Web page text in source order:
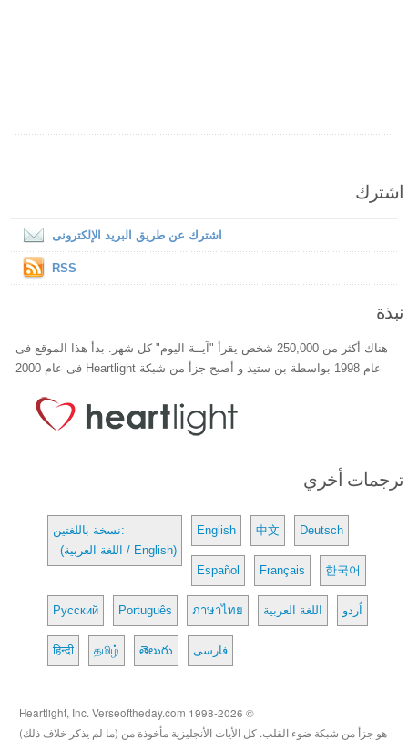
اشترك
اشترك عن طريق البريد الإلكترونى
RSS
نبذة
هناك أكثر من 250,000 شخص يقرأ "آيــة اليوم" كل شهر. بدأ هذا الموقع فى
عام 1998 بواسطة بن ستيد و أصبح جزأ من شبكة Heartlight فى عام 2000
ترجمات أخري
نسخة باللغتين:
(اللغة العربية / English)
English 中文 Deutsch
Español Français 한국어
Русский Português ภาษาไทย اللغة العربية اُردو
हिन्दी தமிழ் తెలుగు فارسی
© 1998-2026 Heartlight, Inc. Verseoftheday.com
هو جزأ من شبكة ضوء القلب. كل الأيات الأنجليزية مأخوذة من (ما لم يذكر خلاف ذلك)